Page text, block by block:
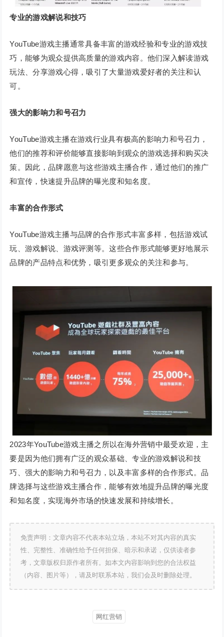
专业的游戏解说和技巧
YouTube游戏主播通常具备丰富的游戏经验和专业的游戏技
巧，能够为观众提供高质量的游戏内容。他们深入解读游戏
玩法、分享游戏心得，吸引了大量游戏爱好者的关注和认
可。
强大的影响力和号召力
YouTube游戏主播在游戏行业具有极高的影响力和号召力，
他们的推荐和评价能够直接影响到观众的游戏选择和购买决
策。因此，品牌愿意与这些游戏主播合作，通过他们的推广
和宣传，快速提升品牌的曝光度和知名度。
丰富的合作形式
YouTube游戏主播与品牌的合作形式丰富多样，包括游戏试
玩、游戏解说、游戏评测等。这些合作形式能够更好地展示
品牌的产品特点和优势，吸引更多观众的关注和参与。
2023年YouTube游戏主播之所以在海外营销中最受欢迎，主
要是因为他们拥有广泛的观众基础、专业的游戏解说和技
巧、强大的影响力和号召力，以及丰富多样的合作形式。品
牌选择与这些游戏主播合作，能够有效地提升品牌的曝光度
和知名度，实现海外市场的快速发展和持续增长。
免责声明：文章内容不代表本站立场，本站不对其内容的真实
性、完整性、准确性给予任何担保、暗示和承诺，仅供读者参
考，文章版权归原作者所有。如本文内容影响到您的合法权益
（内容、图片等），请及时联系本站，我们会及时删除处理。
网红营销